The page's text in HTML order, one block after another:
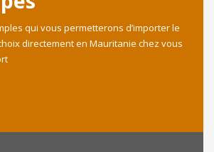
qui vous permetterons d’importer le
directement en Mauritanie chez vous